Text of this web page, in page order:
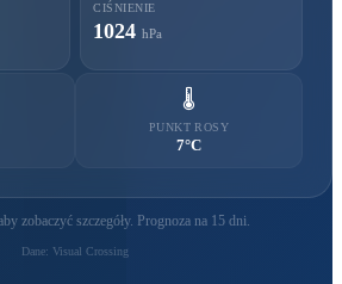
CIŚNIENIE
1024 hPa
🌡️
PUNKT ROSY
7°C
zobaczyć szczegóły. Prognoza na 15 dni.
Dane: Visual Crossing